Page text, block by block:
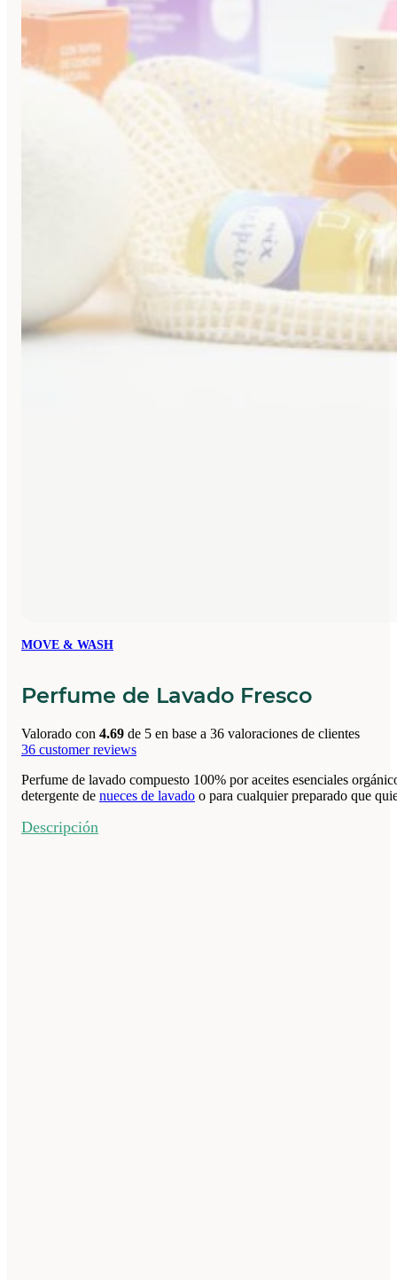
MOVE & WASH
Perfume de Lavado Fresco
Valorado con 4.69 de 5 en base a 36 valoraciones de clientes
36 customer reviews
Perfume de lavado compuesto 100% por aceites esenciales
detergente de nueces de lavado o para cualquier preparado que
Descripción